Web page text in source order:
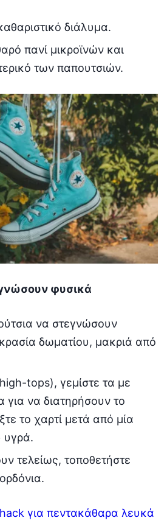
διάλυμα.
πανί μικροϊνών και
των παπουτσιών.
φυσικά
να στεγνώσουν
δωματίου, μακριά από
tops), γεμίστε τα με
για να διατηρήσουν το
το χαρτί μετά από μία
υγρά.
τελείως, τοποθετήστε
για πεντακάθαρα λευκά